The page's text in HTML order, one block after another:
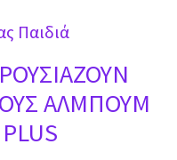
Παιδιά
ΑΛΜΠΟΥΜ